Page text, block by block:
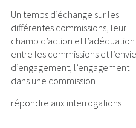
Un temps d’échange sur les
différentes commissions, leur
champ d’action et l’adéquation
entre les commissions et l’envie
d’engagement, l’engagement
dans une commission
répondre aux interrogations